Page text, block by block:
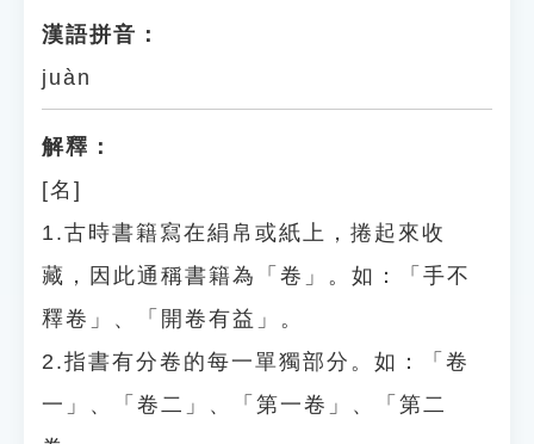
漢語拼音：
juàn
解釋：
[名]
1.古時書籍寫在絹帛或紙上，捲起來收
藏，因此通稱書籍為「卷」。如：「手不
釋卷」、「開卷有益」。
2.指書有分卷的每一單獨部分。如：「卷
一」、「卷二」、「第一卷」、「第二